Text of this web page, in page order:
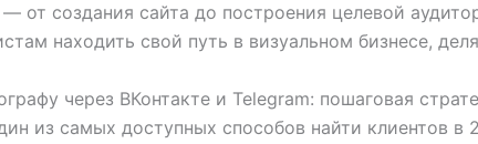
от создания сайта до построения целевой
находить свой путь в визуальном бизнесе,
через ВКонтакте и Telegram: пошаговая
из самых доступных способов найти клиентов